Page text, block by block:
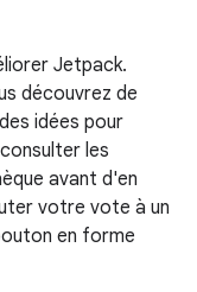
Jetpack.
découvrez de
idées pour
les
avant d'en
votre vote à un
en forme